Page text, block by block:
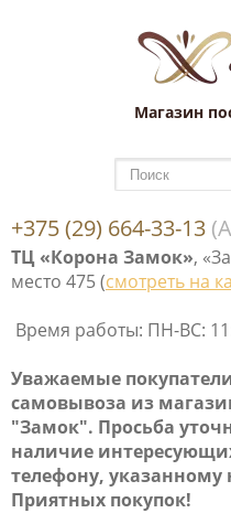
Магазин
+375 (29) 664-33-13
ТЦ «Корона Замок»,
место 475 (смотреть на
Время работы: ПН-ВС:
Уважаемые
самовывоза из
"Замок". Просьба
наличие
телефону, указанному
Приятных покупок!